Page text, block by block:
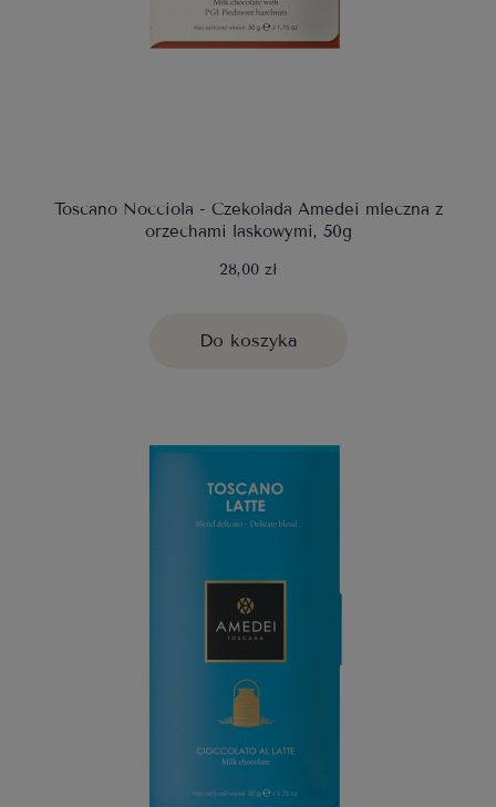
Toscano Nocciola - Czekolada Amedei mleczna z
orzechami laskowymi, 50g
28,00 zł
Do koszyka